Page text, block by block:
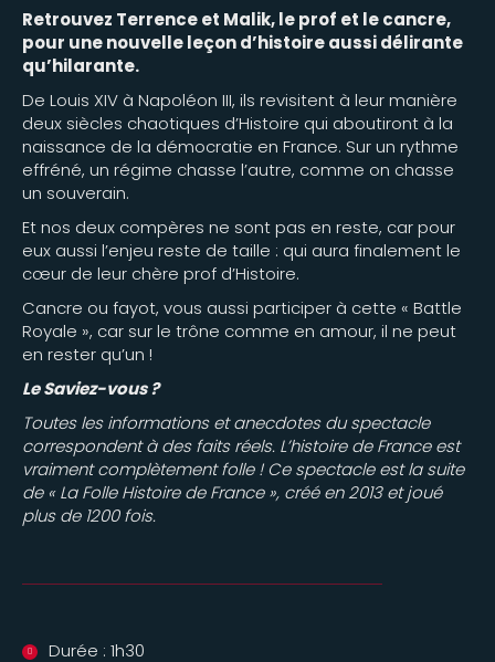
Retrouvez Terrence et Malik, le prof et le cancre,
pour une nouvelle leçon d’histoire aussi délirante
qu’hilarante.
De Louis XIV à Napoléon III, ils revisitent à leur manière
deux siècles chaotiques d’Histoire qui aboutiront à la
naissance de la démocratie en France. Sur un rythme
effréné, un régime chasse l’autre, comme on chasse
un souverain.
Et nos deux compères ne sont pas en reste, car pour
eux aussi l’enjeu reste de taille : qui aura finalement le
cœur de leur chère prof d’Histoire.
Cancre ou fayot, vous aussi participer à cette « Battle
Royale », car sur le trône comme en amour, il ne peut
en rester qu’un !
Le Saviez-vous ?
Toutes les informations et anecdotes du spectacle
correspondent à des faits réels. L’histoire de France est
vraiment complètement folle ! Ce spectacle est la suite
de « La Folle Histoire de France », créé en 2013 et joué
plus de 1200 fois.
Durée : 1h30